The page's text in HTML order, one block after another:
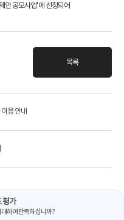
안 공모사업'에 선정되어
목록
용 안내
평가
하여 만족하십니까?